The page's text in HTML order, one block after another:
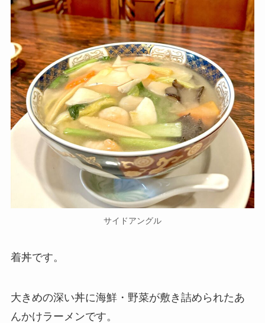
サイドアングル
着丼です。
大きめの深い丼に海鮮・野菜が敷き詰められたあ
んかけラーメンです。